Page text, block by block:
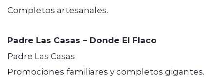
Completos artesanales.
Padre Las Casas – Donde El Flaco
Padre Las Casas
Promociones familiares y completos gigantes.